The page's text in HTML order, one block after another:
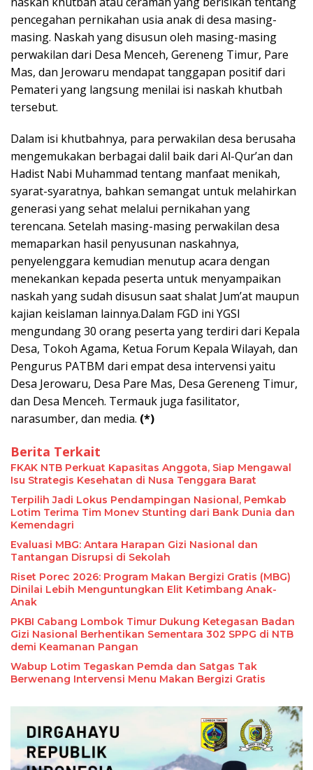
pencegahan pernikahan usia anak di desa masing-
masing. Naskah yang disusun oleh masing-masing
perwakilan dari Desa Menceh, Gereneng Timur, Pare
Mas, dan Jerowaru mendapat tanggapan positif dari
Pemateri yang langsung menilai isi naskah khutbah
tersebut.
Dalam isi khutbahnya, para perwakilan desa berusaha
mengemukakan berbagai dalil baik dari Al-Qur’an dan
Hadist Nabi Muhammad tentang manfaat menikah,
syarat-syaratnya, bahkan semangat untuk melahirkan
generasi yang sehat melalui pernikahan yang
terencana. Setelah masing-masing perwakilan desa
memaparkan hasil penyusunan naskahnya,
penyelenggara kemudian menutup acara dengan
menekankan kepada peserta untuk menyampaikan
naskah yang sudah disusun saat shalat Jum’at maupun
kajian keislaman lainnya.Dalam FGD ini YGSI
mengundang 30 orang peserta yang terdiri dari Kepala
Desa, Tokoh Agama, Ketua Forum Kepala Wilayah, dan
Pengurus PATBM dari empat desa intervensi yaitu
Desa Jerowaru, Desa Pare Mas, Desa Gereneng Timur,
dan Desa Menceh. Termauk juga fasilitator,
narasumber, dan media. (*)
Berita Terkait
FKAK NTB Perkuat Kapasitas Anggota, Siap Mengawal
Isu Strategis Kesehatan di Nusa Tenggara Barat
Terpilih Jadi Lokus Pendampingan Nasional, Pemkab
Lotim Terima Tim Monev Stunting dari Bank Dunia dan
Kemendagri
Evaluasi MBG: Antara Harapan Gizi Nasional dan
Tantangan Disrupsi di Sekolah
Riset Porec 2026: Program Makan Bergizi Gratis (MBG)
Dinilai Lebih Menguntungkan Elit Ketimbang Anak-
Anak
PKBI Cabang Lombok Timur Dukung Ketegasan Badan
Gizi Nasional Berhentikan Sementara 302 SPPG di NTB
demi Keamanan Pangan
Wabup Lotim Tegaskan Pemda dan Satgas Tak
Berwenang Intervensi Menu Makan Bergizi Gratis